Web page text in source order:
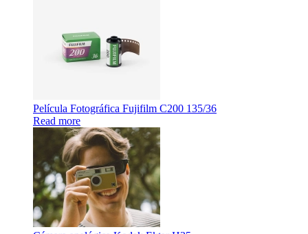
Película Fotográfica Fujifilm C200 135/36
Read more